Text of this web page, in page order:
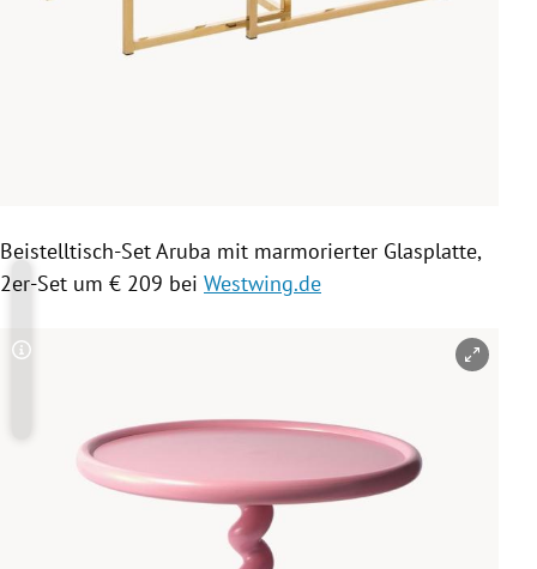
Beistelltisch-Set Aruba mit marmorierter Glasplatte,
2er-Set um € 209 bei Westwing.de
Copyright-Hinweis öffnen/schließen